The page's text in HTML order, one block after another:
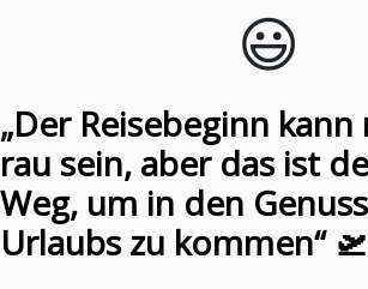
😃️
„Der Reisebeginn
rau sein, aber das ist
Weg, um in den
Urlaubs zu kommen“